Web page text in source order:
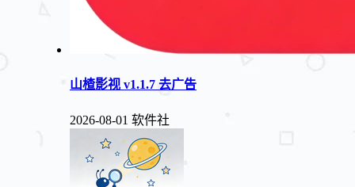
山楂影视 v1.1.7 去广告
2026-08-01 软件社